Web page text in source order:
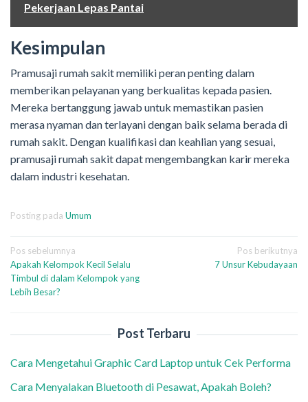
Pekerjaan Lepas Pantai
Kesimpulan
Pramusaji rumah sakit memiliki peran penting dalam
memberikan pelayanan yang berkualitas kepada pasien.
Mereka bertanggung jawab untuk memastikan pasien
merasa nyaman dan terlayani dengan baik selama berada di
rumah sakit. Dengan kualifikasi dan keahlian yang sesuai,
pramusaji rumah sakit dapat mengembangkan karir mereka
dalam industri kesehatan.
Posting pada Umum
Navigasi
pos
Pos sebelumnya
Apakah Kelompok Kecil Selalu
Timbul di dalam Kelompok yang
Lebih Besar?
Pos berikutnya
7 Unsur Kebudayaan
Post Terbaru
Cara Mengetahui Graphic Card Laptop untuk Cek Performa
Cara Menyalakan Bluetooth di Pesawat, Apakah Boleh?